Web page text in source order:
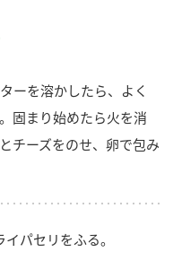
ーを溶かしたら、よく
固まり始めたら火を消
チーズをのせ、卵で包み
パセリをふる。